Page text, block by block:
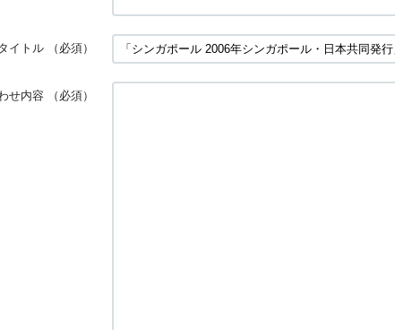
イトル （必須）
せ内容 （必須）